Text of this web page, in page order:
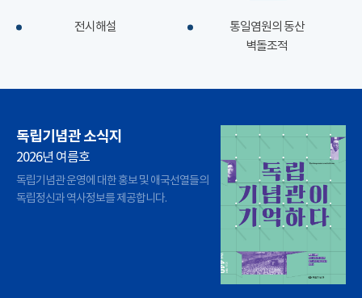
전시해설
통일염원의 동산
벽돌조적
독립기념관 소식지
2026년 여름호
독립기념관 운영에 대한 홍보 및 애국선열들의
독립정신과 역사정보를 제공합니다.